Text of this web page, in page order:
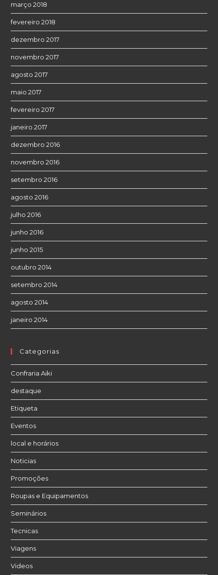
março 2018
fevereiro 2018
dezembro 2017
novembro 2017
agosto 2017
maio 2017
fevereiro 2017
janeiro 2017
dezembro 2016
novembro 2016
setembro 2016
agosto 2016
julho 2016
junho 2016
junho 2015
outubro 2014
setembro 2014
agosto 2014
janeiro 2014
Categorias
Confraria Aiki
destaque
Etiqueta
Eventos
local e horários
Noticias
Promoções
Roupas e Equipamentos
Seminários
Tecnicas
Viagens
Videos